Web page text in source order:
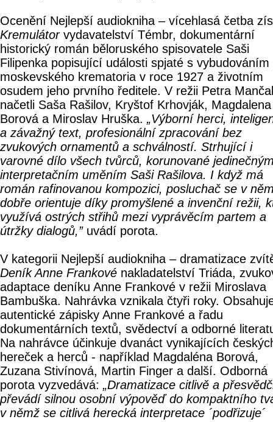
Ocenění Nejlepší audiokniha – vícehlasá četba
Kremulátorvydavatelství Témbr, dokumentární
historický román běloruského spisovatele Saši
Filipenka popisující události spjaté s vybudováním
moskevského krematoria v roce 1927 a životním
osudem jeho prvního ředitele. V režii Petra
načetli Saša Rašilov, Kryštof Krhovják, Magdalena
Borová a Miroslav Hruška. „Výborní herci,
a závažný text, profesionální zpracování bez
zvukových ornamentů a schválností. Strhující i
varovné dílo všech tvůrců, korunované
interpretačním uměním Saši Rašilova. I když má
román rafinovanou kompozici, posluchač se v
dobře orientuje díky promyšlené a invenční režii,
využívá ostrých střihů mezi vyprávěcím partem a
útržky dialogů,”uvádí porota.
V kategorii Nejlepší audiokniha – dramatizace
Deník Anne Frankové nakladatelství Triáda,
adaptace deníku Anne Frankové v režii Miroslava
Bambuška. Nahrávka vznikala čtyři roky.
autentické zápisky Anne Frankové a řadu
dokumentárních textů, svědectví a odborné
Na nahrávce účinkuje dvanáct vynikajících
hereček a herců - například Magdaléna Borová,
Zuzana Stivínová, Martin Finger a další. Odborná
porota vyzvedává: „Dramatizace citlivě a
převádí silnou osobní výpověď do kompaktního
v němž se citlivá herecká interpretace ´podřizuje´